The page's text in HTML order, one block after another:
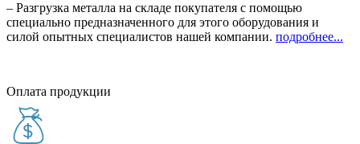
– Разгрузка металла на складе покупателя с помощью
специально предназначенного для этого оборудования и
силой опытных специалистов нашей компании. подробнее...
Оплата продукции